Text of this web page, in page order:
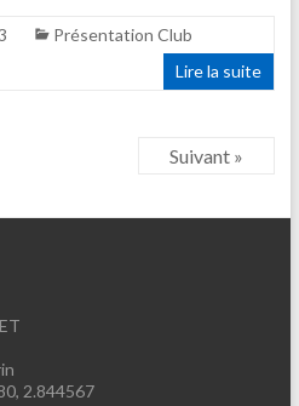
Présentation Club
Lire la suite
Suivant »
2.844567